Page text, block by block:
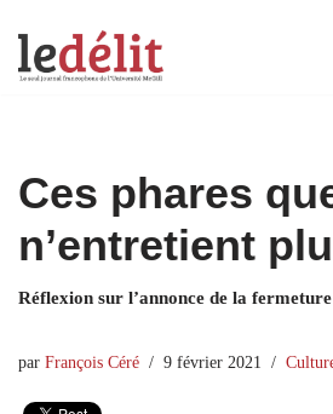
Aller
Ces phares
n’entretient
Réflexion sur l’annonce de la
par François Céré 9 février 2021